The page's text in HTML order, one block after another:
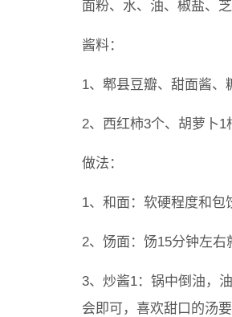
面粉、水、油、椒盐、芝
酱料：
1、郫县豆瓣、甜面酱、
2、西红柿3个、胡萝卜
做法：
1、和面：软硬程度和包
2、饧面：饧15分钟左右
3、炒酱1：锅中倒油，
会即可，喜欢甜口的汤要